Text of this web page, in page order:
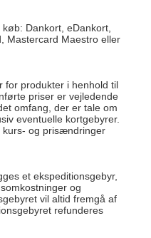
Dankort, eDankort,
Mastercard Maestro eller
for produkter i henhold til
priser er vejledende
omfang, der er tale om
eventuelle kortgebyrer.
kurs- og prisændringer
et ekspeditionsgebyr,
og
vil altid fremgå af
refunderes